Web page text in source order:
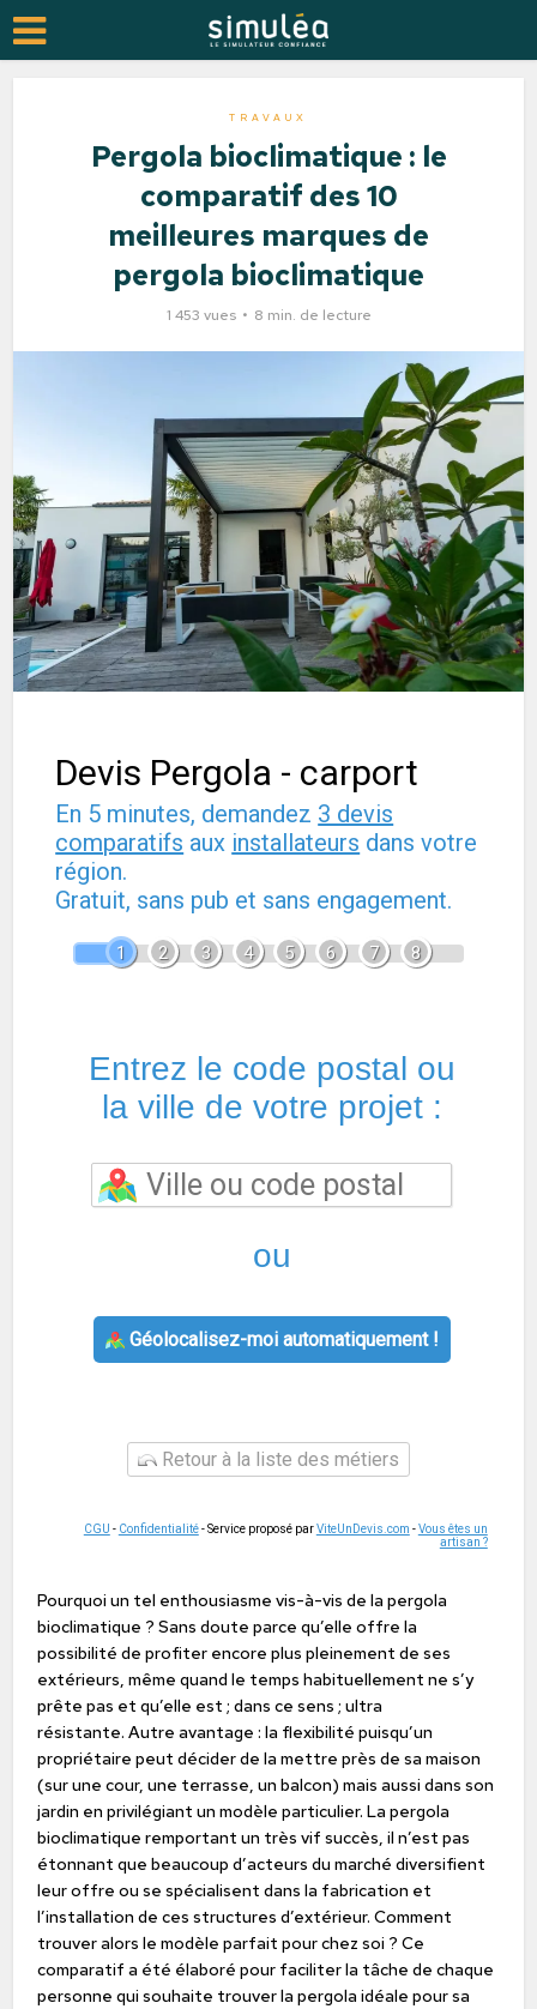
TRAVAUX
Pergola bioclimatique : le
comparatif des 10
meilleures marques de
pergola bioclimatique
1 453 vues 8 min. de lecture
Devis Pergola - carport
En 5 minutes, demandez 3 devis
comparatifs aux installateurs dans votre
région.
Gratuit, sans pub et sans engagement.
1 2 3 4 5 6 7 8
Entrez le code postal ou
la ville de votre projet :
ou
Géolocalisez-moi automatiquement !
Retour à la liste des métiers
CGU - Confidentialité- Service proposé parViteUnDevis.com -Vous êtes un
artisan ?
Pourquoi un tel enthousiasme vis-à-vis de la pergola
bioclimatique ? Sans doute parce qu’elle offre la
possibilité de profiter encore plus pleinement de ses
extérieurs, même quand le temps habituellement ne s’y
prête pas et qu’elle est ; dans ce sens ; ultra
résistante. Autre avantage : la flexibilité puisqu’un
propriétaire peut décider de la mettre près de sa maison
(sur une cour, une terrasse, un balcon) mais aussi dans son
jardin en privilégiant un modèle particulier. La pergola
bioclimatique remportant un très vif succès, il n’est pas
étonnant que beaucoup d’acteurs du marché diversifient
leur offre ou se spécialisent dans la fabrication et
l’installation de ces structures d’extérieur. Comment
trouver alors le modèle parfait pour chez soi ? Ce
comparatif a été élaboré pour faciliter la tâche de chaque
personne qui souhaite trouver la pergola idéale pour sa